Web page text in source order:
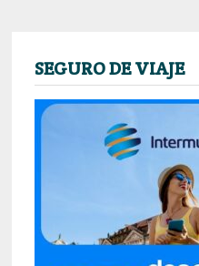
SEGURO DE VIAJE